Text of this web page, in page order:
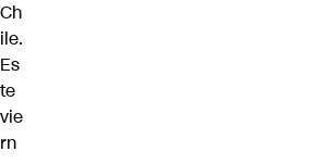
Ch
ile.
Es
te
vie
rn